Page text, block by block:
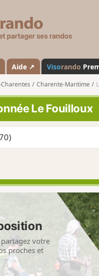
s
a
n
d
o
Aide ↗ Visorando
Charente-Maritime
Le Fouilloux
votre
proches et